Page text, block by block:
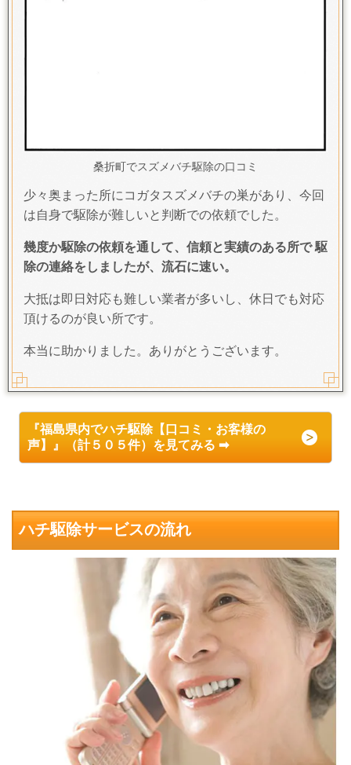
桑折町でスズメバチ駆除の口コミ
少々奥まった所にコガタスズメバチの巣があり、今回
は自身で駆除が難しいと判断での依頼でした。
幾度か駆除の依頼を通して、信頼と実績のある所で 駆
除の連絡をしましたが、流石に速い。
大抵は即日対応も難しい業者が多いし、休日でも対応
頂けるのが良い所です。
本当に助かりました。ありがとうございます。
『福島県内でハチ駆除【口コミ・お客様の
声】』（計５０５件）を見てみる ➡
ハチ駆除サービスの流れ